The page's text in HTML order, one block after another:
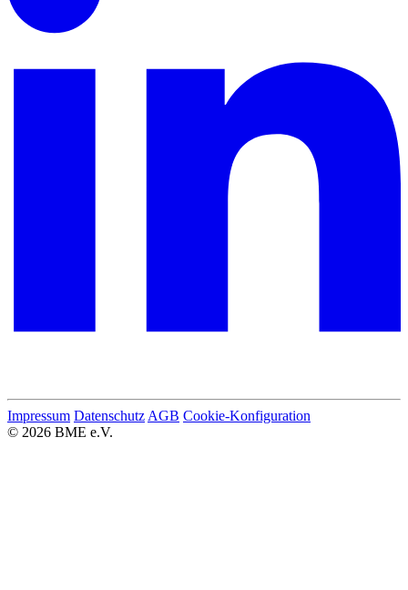
Impressum Datenschutz AGB Cookie-Konfiguration
© 2026 BME e.V.